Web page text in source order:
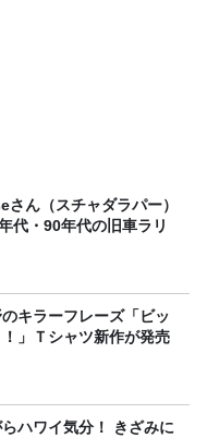
ん（スチャダラパー）
代・90年代の旧車ラリ
キラーフレーズ「ビッ
」Ｔシャツ新作が発売
ハワイ気分！ きざみに